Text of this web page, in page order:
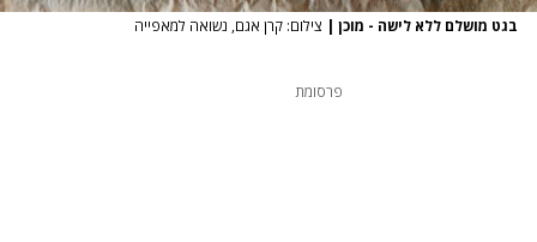
בגט מושלם ללא לישה - מוכן | צילום: קרן אגם, נשואה למאפייה
פרסומת